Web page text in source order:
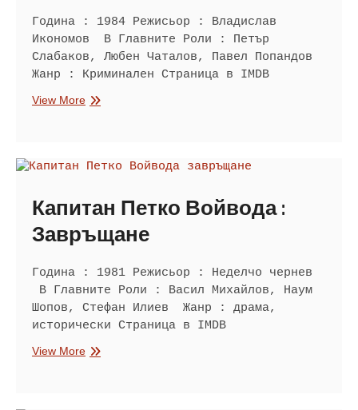
Година : 1984 Режисьор : Владислав
Икономов В Главните Роли : Петър
Слабаков, Любен Чаталов, Павел Попандов
Жанр : Криминален Страница в IMDB
View MoreИздирва
Капитан Петко Войвода :
Завръщане
Година : 1981 Режисьор : Неделчо чернев
В Главните Роли : Васил Михайлов, Наум
Шопов, Стефан Илиев Жанр : драма,
исторически Страница в IMDB
View MoreКапитан